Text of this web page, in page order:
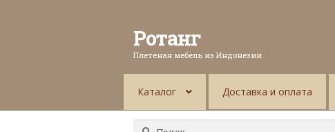
Ротанг
Плетеная мебель из Индонезии
Каталог Доставка и оплата
Найти: